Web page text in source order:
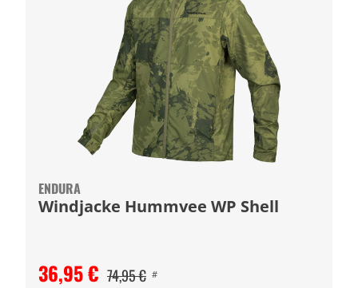
ENDURA
Windjacke Hummvee WP Shell
36,95 € 74,95 € #